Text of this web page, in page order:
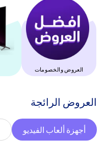
العروض والخصومات
‫العروض الرائجة‬
أجهزة ألعاب الفيديو